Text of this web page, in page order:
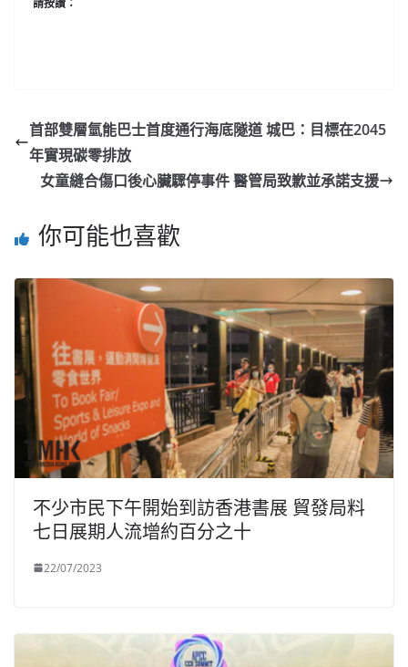
首部雙層氫能巴士首度通行海底隧道 城巴：目標在2045
年實現碳零排放
女童縫合傷口後心臟驟停事件 醫管局致歉並承諾支援
你可能也喜歡
不少市民下午開始到訪香港書展 貿發局料
七日展期人流增約百分之十
22/07/2023